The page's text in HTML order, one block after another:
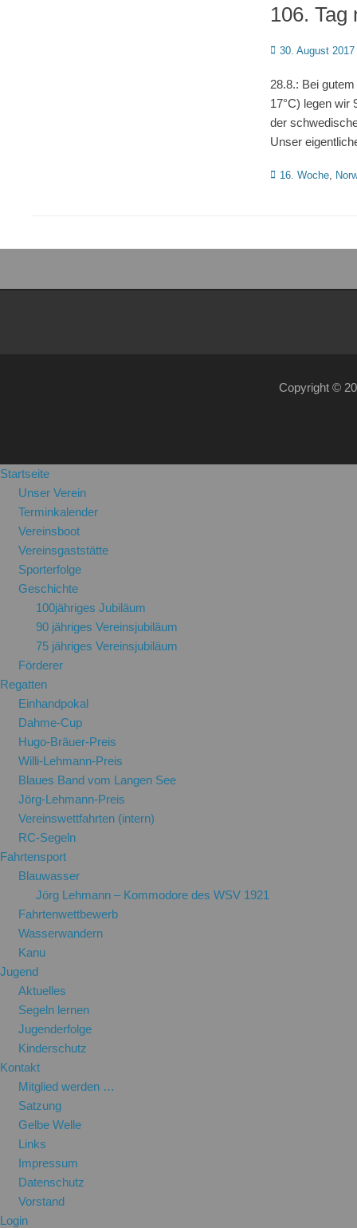
106. Tag
Posted
30. August 2017
28.8.: Bei
17°C) legen wir
der
Unser
Kategorien
16. Woche,
Copyright ©
Startseite
Unser Verein
Terminkalender
Vereinsboot
Vereinsgaststätte
Sporterfolge
Geschichte
100jähriges Jubiläum
90 jähriges Vereinsjubiläum
75 jähriges Vereinsjubiläum
Förderer
Regatten
Einhandpokal
Dahme-Cup
Hugo-Bräuer-Preis
Willi-Lehmann-Preis
Blaues Band vom Langen See
Jörg-Lehmann-Preis
Vereinswettfahrten (intern)
RC-Segeln
Fahrtensport
Blauwasser
Jörg Lehmann – Kommodore des WSV 1921
Fahrtenwettbewerb
Wasserwandern
Kanu
Jugend
Aktuelles
Segeln lernen
Jugenderfolge
Kinderschutz
Kontakt
Mitglied werden …
Satzung
Gelbe Welle
Links
Impressum
Datenschutz
Vorstand
Login